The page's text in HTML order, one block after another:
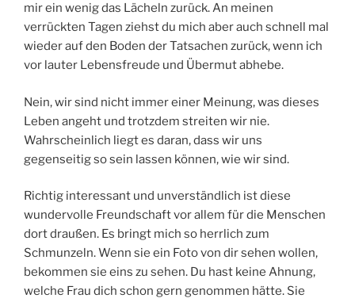
mir ein wenig das Lächeln zurück. An meinen
verrückten Tagen ziehst du mich aber auch schnell mal
wieder auf den Boden der Tatsachen zurück, wenn ich
vor lauter Lebensfreude und Übermut abhebe.
Nein, wir sind nicht immer einer Meinung, was dieses
Leben angeht und trotzdem streiten wir nie.
Wahrscheinlich liegt es daran, dass wir uns
gegenseitig so sein lassen können, wie wir sind.
Richtig interessant und unverständlich ist diese
wundervolle Freundschaft vor allem für die Menschen
dort draußen. Es bringt mich so herrlich zum
Schmunzeln. Wenn sie ein Foto von dir sehen wollen,
bekommen sie eins zu sehen. Du hast keine Ahnung,
welche Frau dich schon gern genommen hätte. Sie